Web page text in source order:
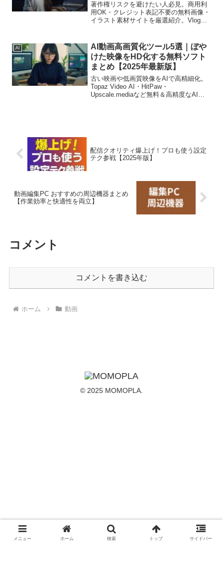
著作権リスクを避けたい人必見。商用利
用OK・クレジット表記不要の無料画像・
イラスト素材サイトを厳選紹介。Vlogや
AI
AI動画高画質化ツール5選｜ぼや
けた映像をHD化する無料ソフト
まとめ【2025年最新版】
古い映画や低画質映像をAIで高精細化。
Topaz Video AI・HitPaw・
Upscale.mediaなど無料＆高精度なAI動
配信クオリティ爆上げ！プロも使う設定
テク参戦【2025年版】
動画編集PC おすすめの周辺機器まとめ
【作業効率と快適性を両立】
コメント
コメントを書き込む
ホーム 動画
© 2025 MOMOPLA.
メニュー ホーム 検索 トップ サイドバー